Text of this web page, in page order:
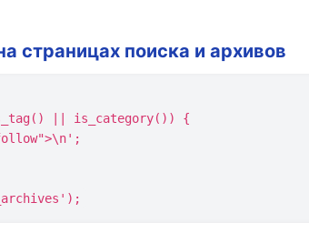
страницах поиска и архивов